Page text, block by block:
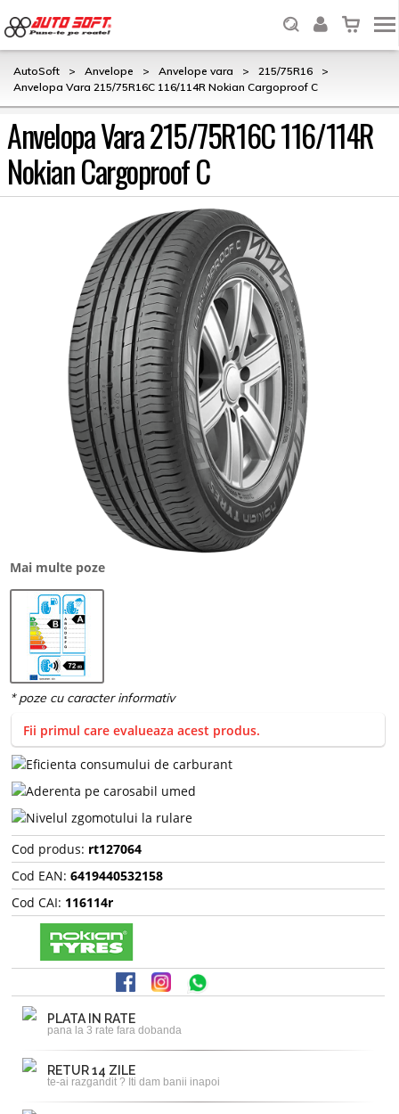
AutoSoft > Anvelope > Anvelope vara > 215/75R16
>
Anvelopa Vara 215/75R16C 116/114R Nokian Cargoproof C
Anvelopa Vara 215/75R16C 116/114R
Nokian Cargoproof C
Mai multe poze
Fii primul care evalueaza acest produs.
Cod produs: rt127064
Cod EAN: 6419440532158
Cod CAI: 116114r
PLATA IN RATE
pana la 3 rate fara dobanda
RETUR 14 ZILE
te-ai razgandit ? Iti dam banii inapoi